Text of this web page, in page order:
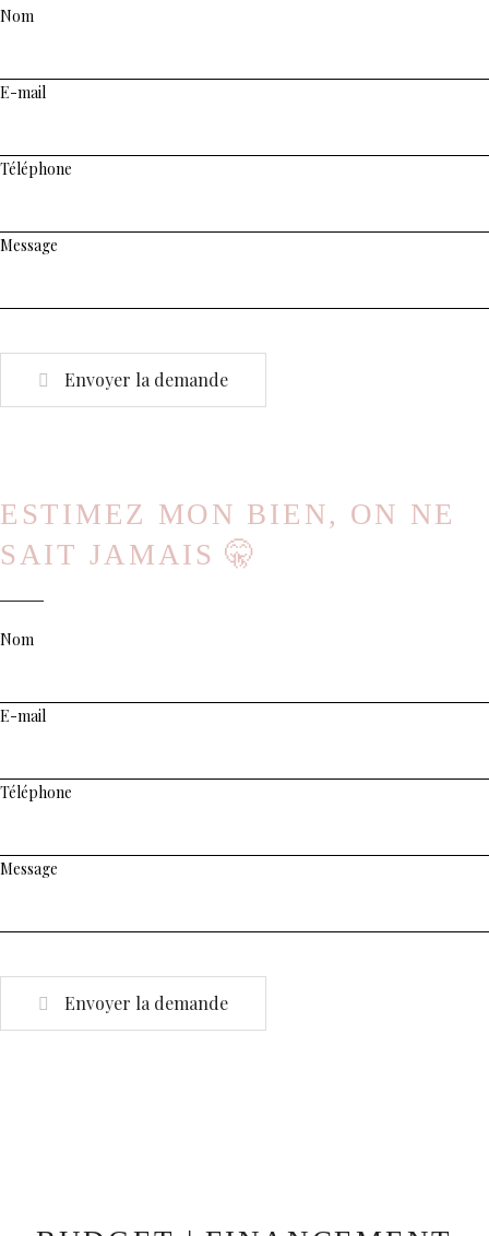
Nom
E-mail
Téléphone
Message
Envoyer la demande
ESTIMEZ MON BIEN, ON NE
SAIT JAMAIS 🤫
Nom
E-mail
Téléphone
Message
Envoyer la demande